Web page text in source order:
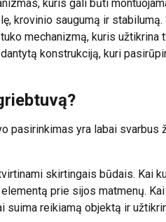
kuris gali būti
krovinio saugumą ir stabilumą.
mechanizmą, kuris užtikrina
konstrukciją, kuri
pasirinkimas yra labai svarbus
skirtingais būdais. Kai
prie sijos matmenų.
suima reikiamą objektą ir